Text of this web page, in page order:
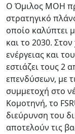
Ο Όμιλος ΜΟΗ
στρατηγικό
οποίο καλύπτει
και το 2030.
ενέργειας και
εστιάζει τους 2
επενδύσεων, με
συμμετοχή στο
Κομοτηνή, το
διεύρυνση του
αποτελούν τις